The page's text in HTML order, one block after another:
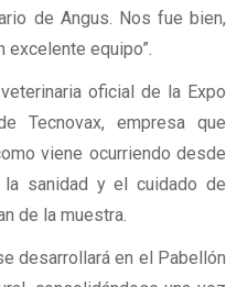
de Angus. Nos fue bien,
excelente equipo”.
oficial de la Expo
Tecnovax, empresa que
viene ocurriendo desde
la sanidad y el cuidado de
de la muestra.
desarrollará en el Pabellón